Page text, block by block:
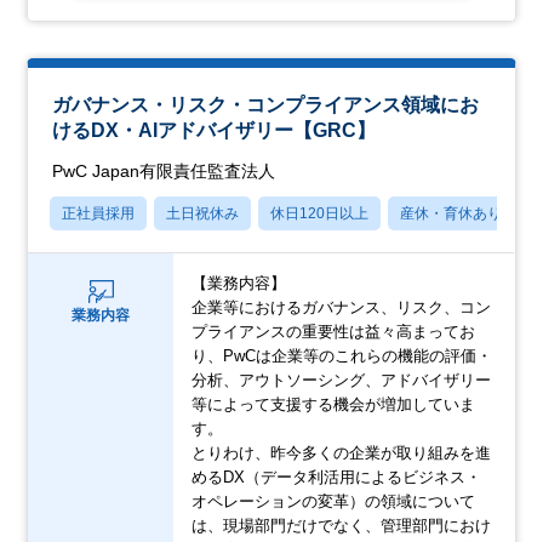
ガバナンス・リスク・コンプライアンス領域にお
けるDX・AIアドバイザリー【GRC】
PwC Japan有限責任監査法人
正社員採用 土日祝休み 休日120日以上 産休・育休あり
業務内容
【業務内容】
企業等におけるガバナンス、リスク、コン
プライアンスの重要性は益々高まってお
り、PwCは企業等のこれらの機能の評価・
分析、アウトソーシング、アドバイザリー
等によって支援する機会が増加していま
す。
とりわけ、昨今多くの企業が取り組みを進
めるDX（データ利活用によるビジネス・
オペレーションの変革）の領域について
は、現場部門だけでなく、管理部門におけ